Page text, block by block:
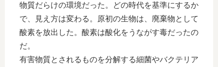
物質だらけの環境だった。どの時代を基準にするか
で、見え方は変わる。原初の生物は、廃棄物として
酸素を放出した。酸素は酸化をうながす毒だったの
だ。
有害物質とされるものを分解する細菌やバクテリア